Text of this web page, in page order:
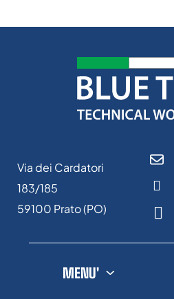
Via dei Cardatori
183/185
59100 Prato (PO)
MENU'